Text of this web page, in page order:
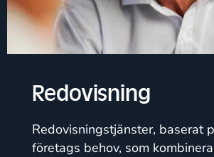
Redovisning
Redovisningstjänster, baserat
företags behov, som